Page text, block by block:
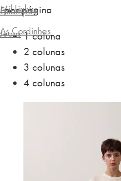
Estampas
Jeans
Mil Linhas
As Cordinhas
por página
1 coluna
2 colunas
3 colunas
4 colunas